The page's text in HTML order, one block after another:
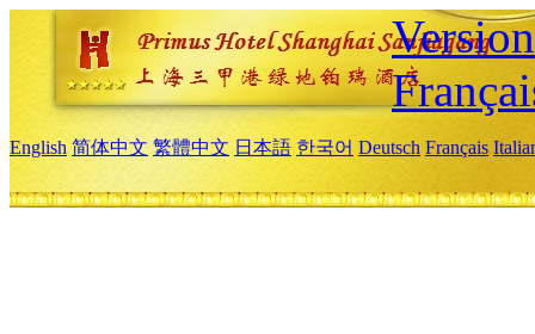
English 简体中文 繁體中文 日本語 한국어 Deutsch Français